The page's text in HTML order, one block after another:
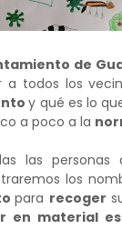
de
a todos los
y qué es lo
a poco a la
las personas
los
para recoger
en material